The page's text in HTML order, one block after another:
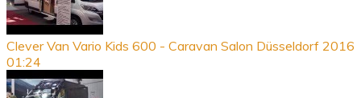
Clever Van Vario Kids 600 - Caravan Salon Düsseldorf 2016
01:24